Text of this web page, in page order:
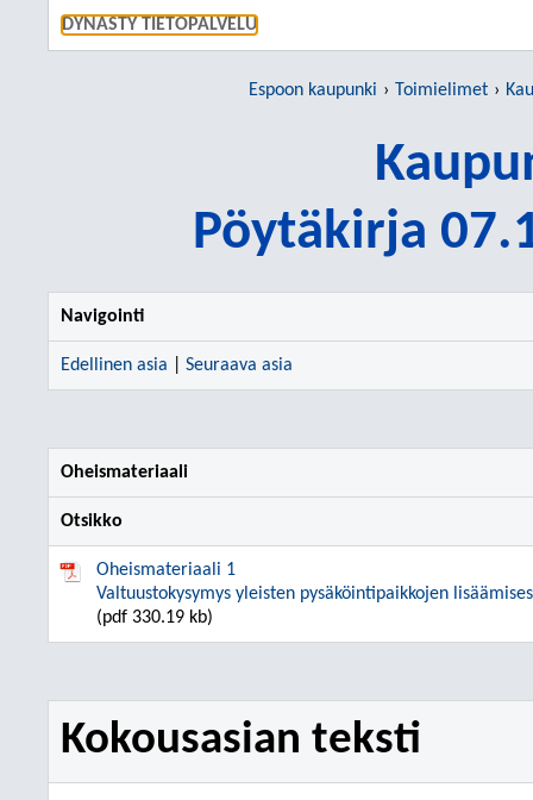
DYNASTY TIETOPALVELU
Espoon kaupunki Toimielimet
Pöytäkirja
Navigointi
Edellinen asia Seuraava asia
Oheismateriaali
Otsikko
Oheismateriaali 1
Valtuustokysymys yleisten pysäköintipaikkojen
(pdf 330.19 kb)
Kokousasian teksti